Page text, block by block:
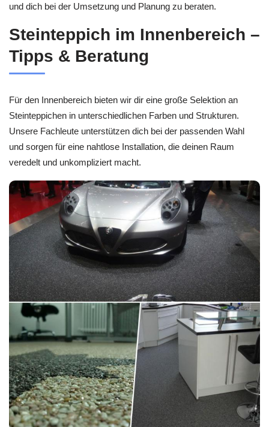
und dich bei der Umsetzung und Planung zu beraten.
Steinteppich im Innenbereich –
Tipps & Beratung
Für den Innenbereich bieten wir dir eine große Selektion an
Steinteppichen in unterschiedlichen Farben und Strukturen.
Unsere Fachleute unterstützen dich bei der passenden Wahl
und sorgen für eine nahtlose Installation, die deinen Raum
veredelt und unkompliziert macht.